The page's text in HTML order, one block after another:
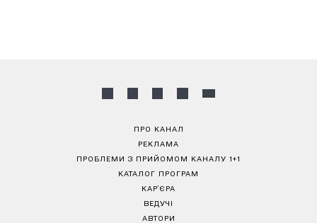
ПРО КАНАЛ
РЕКЛАМА
ПРОБЛЕМИ З ПРИЙОМОМ КАНАЛУ 1+1
КАТАЛОГ ПРОГРАМ
КАР’ЄРА
ВЕДУЧІ
АВТОРИ